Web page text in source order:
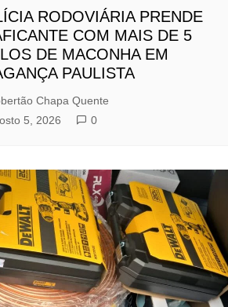
RODOVIÁRIA PRENDE
COM MAIS DE 5
DE MACONHA EM
PAULISTA
Chapa Quente
5, 2026
0